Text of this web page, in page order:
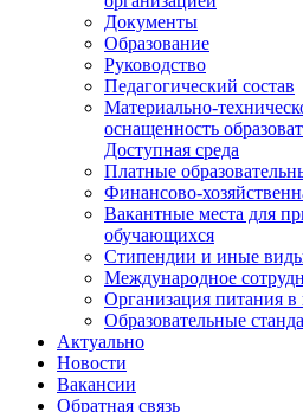
Документы
Образование
Руководство
Педагогический состав
Материально-
оснащенность
Доступная среда
Платные
Финансово-
Вакантные места для
обучающихся
Стипендии и иные
Международное
Организация питания в
Образовательные
Актуально
Новости
Вакансии
Обратная связь